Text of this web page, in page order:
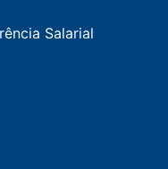
Salarial